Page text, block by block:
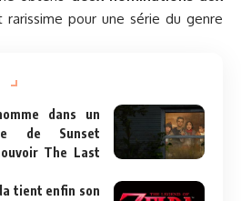
rarissime pour une série du genre
dans un
de Sunset
The Last
tient enfin son